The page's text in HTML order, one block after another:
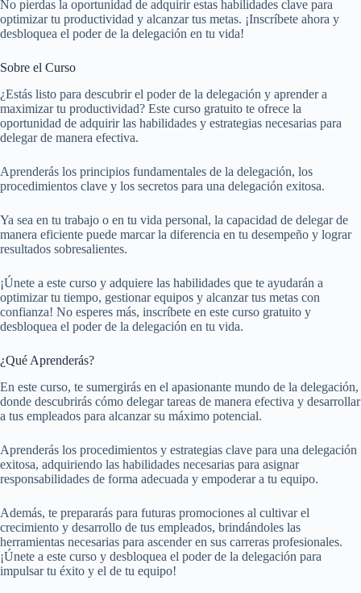
No pierdas la oportunidad de adquirir estas habilidades clave para
optimizar tu productividad y alcanzar tus metas. ¡Inscríbete ahora y
desbloquea el poder de la delegación en tu vida!
Sobre el Curso
¿Estás listo para descubrir el poder de la delegación y aprender a
maximizar tu productividad? Este curso gratuito te ofrece la
oportunidad de adquirir las habilidades y estrategias necesarias para
delegar de manera efectiva.
Aprenderás los principios fundamentales de la delegación, los
procedimientos clave y los secretos para una delegación exitosa.
Ya sea en tu trabajo o en tu vida personal, la capacidad de delegar de
manera eficiente puede marcar la diferencia en tu desempeño y lograr
resultados sobresalientes.
¡Únete a este curso y adquiere las habilidades que te ayudarán a
optimizar tu tiempo, gestionar equipos y alcanzar tus metas con
confianza! No esperes más, inscríbete en este curso gratuito y
desbloquea el poder de la delegación en tu vida.
¿Qué Aprenderás?
En este curso, te sumergirás en el apasionante mundo de la delegación,
donde descubrirás cómo delegar tareas de manera efectiva y desarrollar
a tus empleados para alcanzar su máximo potencial.
Aprenderás los procedimientos y estrategias clave para una delegación
exitosa, adquiriendo las habilidades necesarias para asignar
responsabilidades de forma adecuada y empoderar a tu equipo.
Además, te prepararás para futuras promociones al cultivar el
crecimiento y desarrollo de tus empleados, brindándoles las
herramientas necesarias para ascender en sus carreras profesionales.
¡Únete a este curso y desbloquea el poder de la delegación para
impulsar tu éxito y el de tu equipo!